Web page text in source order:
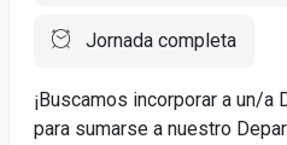
Jornada completa
¡Buscamos incorporar a un/
para sumarse a nuestro